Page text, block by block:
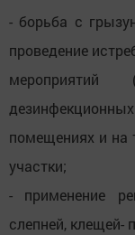
- борьба с
проведение
мероприятий
помещениях и на
участки;
- применение
слепней, клещей-